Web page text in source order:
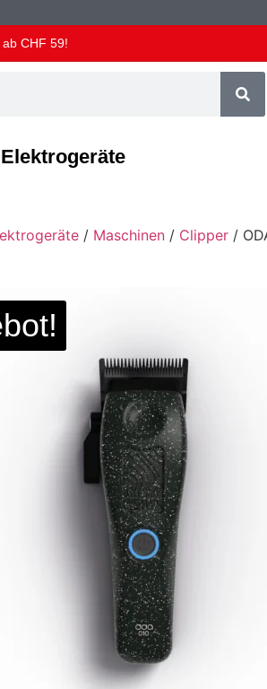
CHF 59!
Elektrogeräte
/ Maschinen / Clipper /